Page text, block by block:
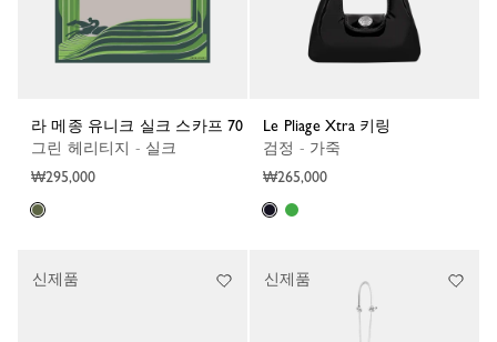
라 메종 유니크 실크 스카프 70
그린 헤리티지 - 실크
₩295,000
Le Pliage Xtra 키링
검정 - 가죽
₩265,000
신제품 신제품